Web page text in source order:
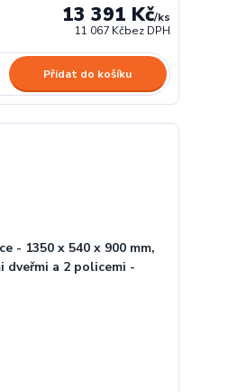
13 391 Kč/ks
11 067 Kčbez DPH
Přidat do košíku